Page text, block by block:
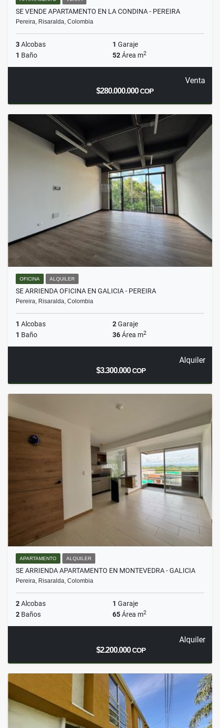
SE VENDE APARTAMENTO EN LA CONDINA - PEREIRA
Pereira, Risaralda, Colombia
3Alcobas 1 Garaje
1 Baño 52Área m2
Venta
$280.000.000COP
OFICINA ALQUILER
SE ARRIENDA OFICINA EN GALICIA - PEREIRA
Pereira, Risaralda, Colombia
1 Alcobas 2Garaje
1 Baño 36Área m2
Alquiler
$3.300.000COP
APARTAMENTO ALQUILER
SE ARRIENDA APARTAMENTO EN MONTEVEDRA - GALICIA
Pereira, Risaralda, Colombia
2Alcobas 1 Garaje
2 Baños 65Área m2
Alquiler
$2.200.000COP